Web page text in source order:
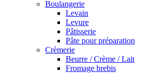
Boulangerie
Levain
Levure
Pâtisserie
Pâte pour préparation
Crèmerie
Beurre / Crème / Lait
Fromage brebis